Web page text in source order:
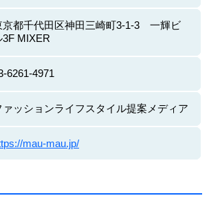
京都千代田区神田三崎町3-1-3 一輝ビ
3F MIXER
6261-4971
ァッションライフスタイル提案メディア
mau-mau.jp/